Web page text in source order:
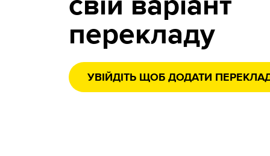
свій варіант
перекладу
УВІЙДІТЬ ЩОБ ДОДАТИ